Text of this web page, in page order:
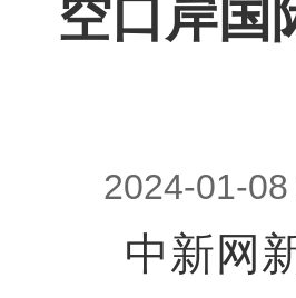
空口岸国
2024-01-
中新网新